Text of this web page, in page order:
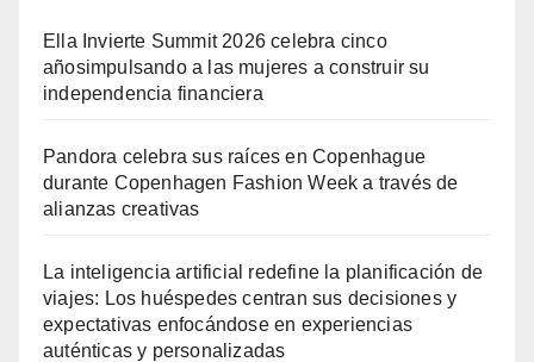
Ella Invierte Summit 2026 celebra cinco
añosimpulsando a las mujeres a construir su
independencia financiera
Pandora celebra sus raíces en Copenhague
durante Copenhagen Fashion Week a través de
alianzas creativas
La inteligencia artificial redefine la planificación de
viajes: Los huéspedes centran sus decisiones y
expectativas enfocándose en experiencias
auténticas y personalizadas